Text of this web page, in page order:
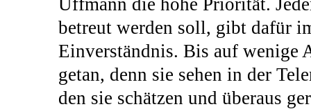
betreut werden soll, gibt dafür
Einverständnis. Bis auf wenige
getan, denn sie sehen in der
den sie schätzen und überaus